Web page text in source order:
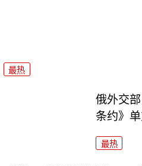
最热
俄外交
条约》
最热